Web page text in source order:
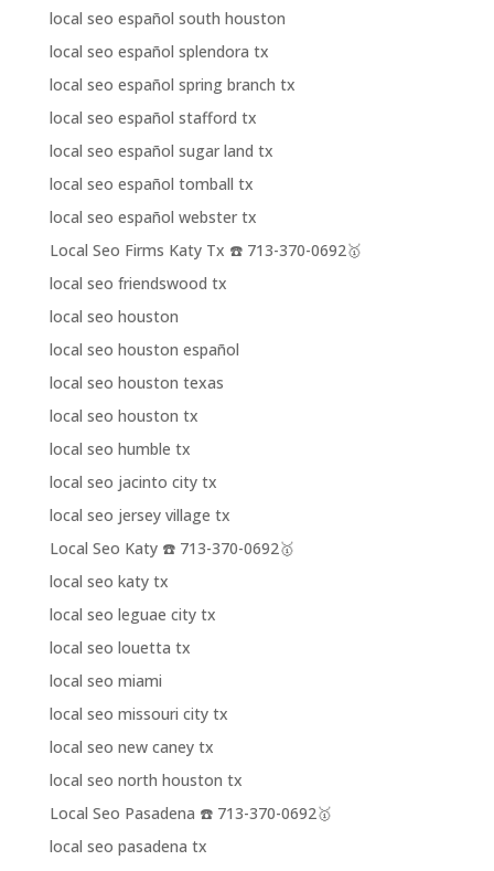
local seo español south houston
local seo español splendora tx
local seo español spring branch tx
local seo español stafford tx
local seo español sugar land tx
local seo español tomball tx
local seo español webster tx
Local Seo Firms Katy Tx ☎️ 713-370-0692🥇
local seo friendswood tx
local seo houston
local seo houston español
local seo houston texas
local seo houston tx
local seo humble tx
local seo jacinto city tx
local seo jersey village tx
Local Seo Katy ☎️ 713-370-0692🥇
local seo katy tx
local seo leguae city tx
local seo louetta tx
local seo miami
local seo missouri city tx
local seo new caney tx
local seo north houston tx
Local Seo Pasadena ☎️ 713-370-0692🥇
local seo pasadena tx